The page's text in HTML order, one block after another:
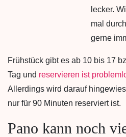
lecker.
mal
gerne
Frühstück gibt es ab 10 bis 17
Tag und reservieren ist
Allerdings wird darauf
nur für 90 Minuten reserviert ist.
Pano kann noch